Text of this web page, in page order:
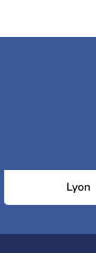
Lyon